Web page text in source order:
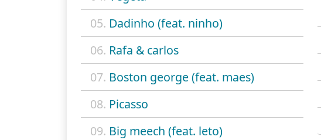
05. Dadinho (feat. ninho)
06. Rafa & carlos
07. Boston george (feat. maes)
08. Picasso
09. Big meech (feat. leto)